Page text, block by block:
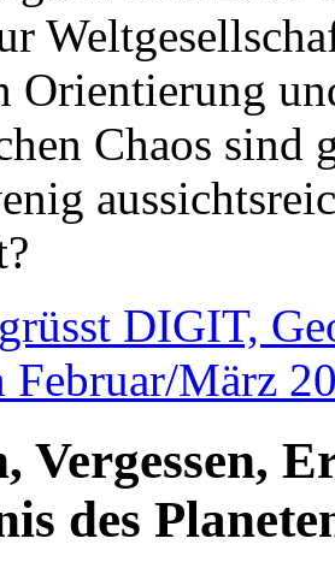
Orientierung
Chaos sind
DIGIT,
März
Vergessen,
des